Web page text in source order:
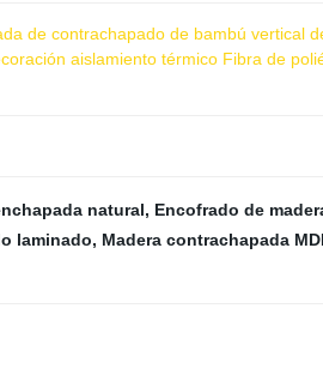
de contrachapado de bambú vertical
aislamiento térmico Fibra de
natural, Encofrado de
laminado, Madera contrachapada